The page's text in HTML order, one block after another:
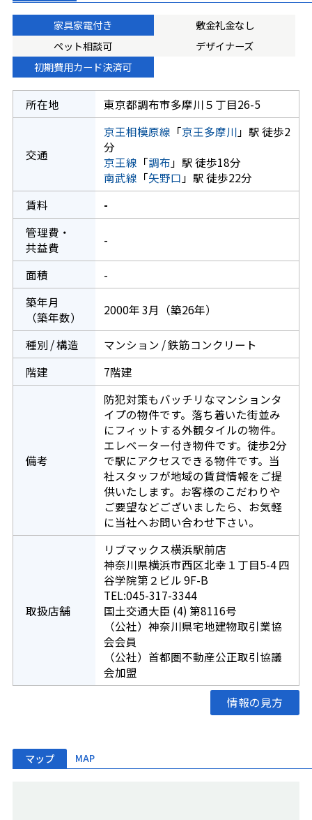
家具家電付き
敷金礼金なし
ペット相談可
デザイナーズ
初期費用カード決済可
所在地 東京都調布市多摩川５丁目26-5
交通
京王相模原線 「京王多摩川 」駅 徒歩2
分
京王線 「調布 」駅 徒歩18分
南武線 「矢野口 」駅 徒歩22分
賃料
-
管理費・
共益費
-
面積
-
築年月
（築年数）
2000年 3月（築26年）
種別 / 構造
マンション / 鉄筋コンクリート
階建
7階建
備考
防犯対策もバッチリなマンションタ
イプの物件です。落ち着いた街並み
にフィットする外観タイルの物件。
エレベーター付き物件です。徒歩2分
で駅にアクセスできる物件です。当
社スタッフが地域の賃貸情報をご提
供いたします。お客様のこだわりや
ご要望などございましたら、お気軽
に当社へお問い合わせ下さい。
取扱店舗
リブマックス横浜駅前店
神奈川県横浜市西区北幸１丁目5-4 四
谷学院第２ビル 9F-B
TEL:045-317-3344
国土交通大臣 (4) 第8116号
（公社）神奈川県宅地建物取引業協
会会員
（公社）首都圏不動産公正取引協議
会加盟
情報の見方
マップ MAP